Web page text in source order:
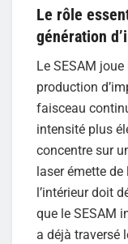
Le rôle
génération
Le SESAM
production
faisceau
intensité plus
concentre sur
laser émette de
l’intérieur doit
que le SESAM
a déjà traversé